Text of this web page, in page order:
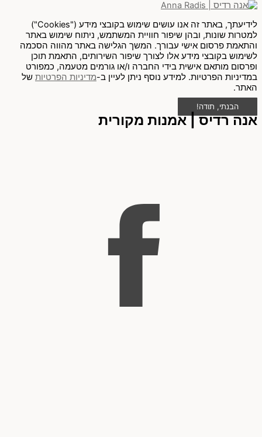
לידיעתך, באתר זה אנו עושים שימוש בקובצי מידע ("Cookies")
למטרות שונות, ובהן שיפור חוויית המשתמש, ניתוח שימוש באתר
והתאמת פרסום אישי עבורך. המשך הגלישה באתר מהווה הסכמה
לשימוש בקובצי מידע אלו לצורך שיפור השירותים, התאמת תוכן
ופרסום מותאם אישית בידי החברה ו/או גורמים מטעמה, כמפורט
במדיניות הפרטיות. למידע נוסף ניתן לעיין ב-מדיניות הפרטיות של
האתר.
הבנתי, תודה!
אנה רדיס | אמנות מקורית